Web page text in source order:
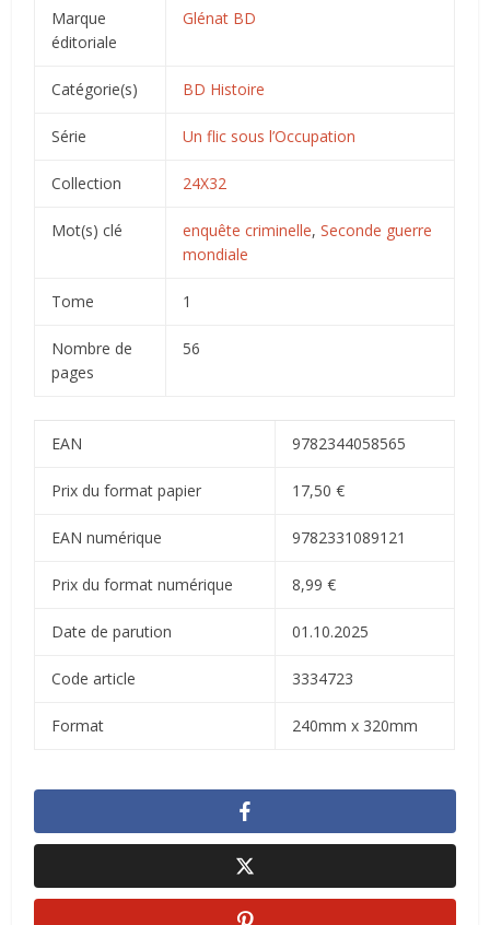
Marque
éditoriale
Glénat BD
Catégorie(s) BD Histoire
Série Un flic sous l’Occupation
Collection 24X32
Mot(s) clé enquête criminelle,Seconde guerre
mondiale
Tome 1
Nombre de
pages
56
EAN 9782344058565
Prix du format papier 17,50 €
EAN numérique 9782331089121
Prix du format numérique 8,99 €
Date de parution 01.10.2025
Code article 3334723
Format 240mm x 320mm